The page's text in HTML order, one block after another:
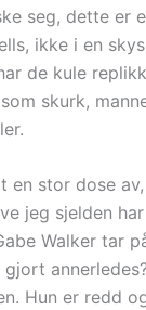
seg, dette er
ikke i en
de kule
skurk,
en stor dose
jeg sjelden
Walker tar
Hun er redd